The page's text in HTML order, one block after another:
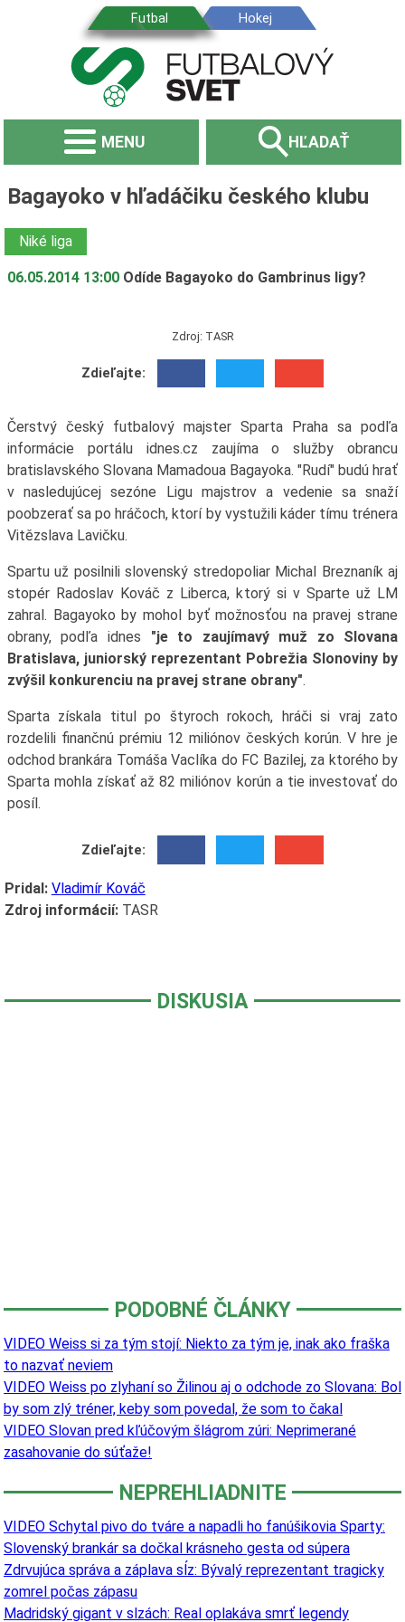
MENU HĽADAŤ
Bagayoko v hľadáčiku českého klubu
Niké liga
06.05.2014 13:00 Odíde Bagayoko do Gambrinus ligy?
Zdroj: TASR
Zdieľajte:
Čerstvý český futbalový majster Sparta Praha sa podľa
informácie portálu idnes.cz zaujíma o služby obrancu
bratislavského Slovana Mamadoua Bagayoka. "Rudí" budú hrať
v nasledujúcej sezóne Ligu majstrov a vedenie sa snaží
poobzerať sa po hráčoch, ktorí by vystužili káder tímu trénera
Vitězslava Lavičku.
Spartu už posilnili slovenský stredopoliar Michal Breznaník aj
stopér Radoslav Kováč z Liberca, ktorý si v Sparte už LM
zahral. Bagayoko by mohol byť možnosťou na pravej strane
obrany, podľa idnes "je to zaujímavý muž zo Slovana
Bratislava, juniorský reprezentant Pobrežia Slonoviny by
zvýšil konkurenciu na pravej strane obrany".
Sparta získala titul po štyroch rokoch, hráči si vraj zato
rozdelili finančnú prémiu 12 miliónov českých korún. V hre je
odchod brankára Tomáša Vaclíka do FC Bazilej, za ktorého by
Sparta mohla získať až 82 miliónov korún a tie investovať do
posíl.
Zdieľajte:
Pridal: Vladimír Kováč
Zdroj informácií:TASR
DISKUSIA
PODOBNÉ ČLÁNKY
VIDEO Weiss si za tým stojí: Niekto za tým je, inak ako fraška
to nazvať neviem
VIDEO Weiss po zlyhaní so Žilinou aj o odchode zo Slovana: Bol
by som zlý tréner, keby som povedal, že som to čakal
VIDEO Slovan pred kľúčovým šlágrom zúri: Neprimerané
zasahovanie do súťaže!
NEPREHLIADNITE
VIDEO Schytal pivo do tváre a napadli ho fanúšikovia Sparty:
Slovenský brankár sa dočkal krásneho gesta od súpera
Zdrvujúca správa a záplava sĺz: Bývalý reprezentant tragicky
zomrel počas zápasu
Madridský gigant v slzách: Real oplakáva smrť legendy